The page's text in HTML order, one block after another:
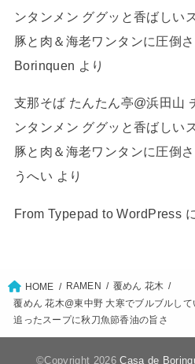
ンタンメン ググッと香ばしい
豚と肉＆海老ワンタンに圧倒
Borinquen より
支那そば たんたん亭@浜田山
ンタンメン ググッと香ばしい
豚と肉＆海老ワンタンに圧倒
うへい より
From Typepad to WordPress
HOME RAMEN
覆めん 花木
覆めん 花木@東中野 大寒でブルブルし
追ったスープに秋刀魚節香油の旨さ
©Copyright 2026Casa de